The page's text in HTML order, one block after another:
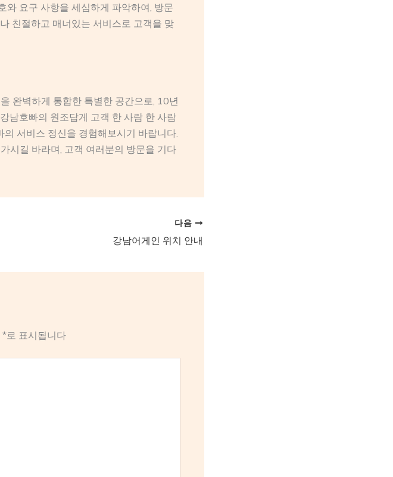
와 요구 사항을 세심하게 파악하여, 방문
친절하고 매너있는 서비스로 고객을 맞
완벽하게 통합한 특별한 공간으로, 10년
남호빠의 원조답게 고객 한 사람 한 사람
서비스 정신을 경험해보시기 바랍니다.
시길 바라며, 고객 여러분의 방문을 기다
다음
강남어게인 위치 안내
*로 표시됩니다